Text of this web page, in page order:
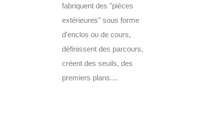
fabriquent des "pièces
extérieures" sous forme
d'enclos ou de cours,
définissent des parcours,
créent des seuils, des
premiers plans....